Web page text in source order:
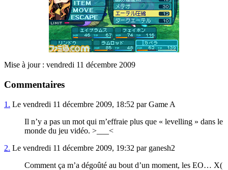
Mise à jour : vendredi 11 décembre 2009
Commentaires
1. Le vendredi 11 décembre 2009, 18:52 par Game A
Il n’y a pas un mot qui m’effraie plus que « levelling » dans le
monde du jeu vidéo. >___<
2. Le vendredi 11 décembre 2009, 19:32 par ganesh2
Comment ça m’a dégoûté au bout d’un moment, les EO… X(